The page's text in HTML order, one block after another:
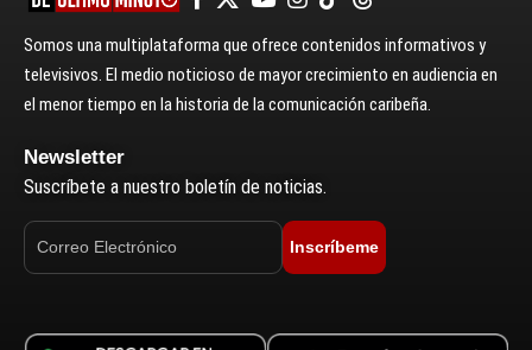
Somos una multiplataforma que ofrece contenidos informativos y
televisivos. El medio noticioso de mayor crecimiento en audiencia en
el menor tiempo en la historia de la comunicación caribeña.
Newsletter
Suscríbete a nuestro boletín de noticias.
Inscríbeme